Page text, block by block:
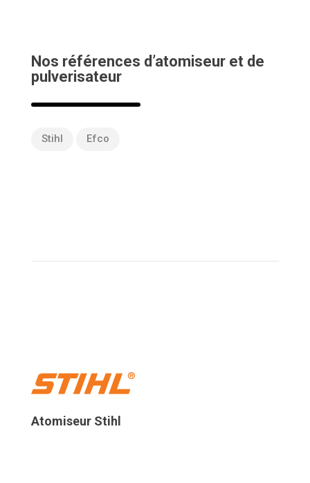
Nos références d’atomiseur et de
pulverisateur
Stihl Efco
Atomiseur Stihl